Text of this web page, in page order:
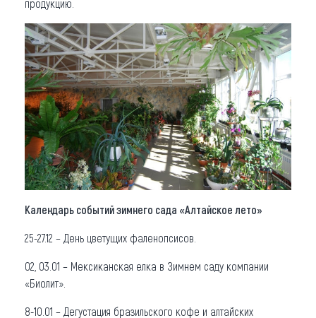
продукцию.
Календарь событий зимнего сада «Алтайское лето»
25-27.12 – День цветущих фаленопсисов.
02, 03.01 – Мексиканская елка в Зимнем саду компании
«Биолит».
8-10.01 – Дегустация бразильского кофе и алтайских